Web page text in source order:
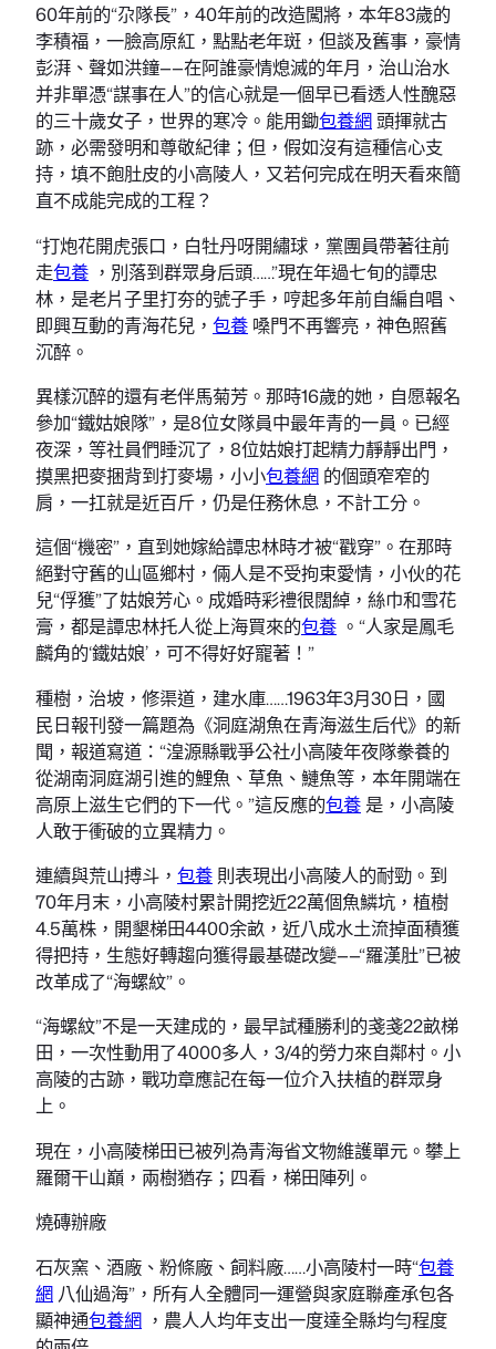
60年前的“尕隊長”，40年前的改造闖將，本年83歲的
李積福，一臉高原紅，點點老年斑，但談及舊事，豪情
彭湃、聲如洪鐘——在阿誰豪情熄滅的年月，治山治水
并非單憑“謀事在人”的信心就是一個早已看透人性醜惡
的三十歲女子，世界的寒冷。能用鋤包養網頭揮就古
跡，必需發明和尊敬紀律；但，假如沒有這種信心支
持，填不飽肚皮的小高陵人，又若何完成在明天看來簡
直不成能完成的工程？
“打炮花開虎張口，白牡丹呀開繡球，黨團員帶著往前
走包養 ，別落到群眾身后頭……”現在年過七旬的譚忠
林，是老片子里打夯的號子手，哼起多年前自編自唱、
即興互動的青海花兒， 包養 嗓門不再響亮，神色照舊
沉醉。
異樣沉醉的還有老伴馬菊芳。那時16歲的她，自愿報名
參加“鐵姑娘隊”，是8位女隊員中最年青的一員。已經
夜深，等社員們睡沉了，8位姑娘打起精力靜靜出門，
摸黑把麥捆背到打麥場，小小包養網 的個頭窄窄的
肩，一扛就是近百斤，仍是任務休息，不計工分。
這個“機密”，直到她嫁給譚忠林時才被“戳穿”。在那時
絕對守舊的山區鄉村，倆人是不受拘束愛情，小伙的花
兒“俘獲”了姑娘芳心。成婚時彩禮很闊綽，絲巾和雪花
膏，都是譚忠林托人從上海買來的包養 。“人家是鳳毛
麟角的‘鐵姑娘’，可不得好好寵著！”
種樹，治坡，修渠道，建水庫……1963年3月30日，國
民日報刊發一篇題為《洞庭湖魚在青海滋生后代》的新
聞，報道寫道：“湟源縣戰爭公社小高陵年夜隊豢養的
從湖南洞庭湖引進的鯉魚、草魚、鰱魚等，本年開端在
高原上滋生它們的下一代。”這反應的包養 是，小高陵
人敢于衝破的立異精力。
連續與荒山搏斗， 包養 則表現出小高陵人的耐勁。到
70年月末，小高陵村累計開挖近22萬個魚鱗坑，植樹
4.5萬株，開墾梯田4400余畝，近八成水土流掉面積獲
得把持，生態好轉趨向獲得最基礎改變——“羅漢肚”已被
改革成了“海螺紋”。
“海螺紋”不是一天建成的，最早試種勝利的戔戔22畝梯
田，一次性動用了4000多人，3/4的勞力來自鄰村。小
高陵的古跡，戰功章應記在每一位介入扶植的群眾身
上。
現在，小高陵梯田已被列為青海省文物維護單元。攀上
羅爾干山巔，兩樹猶存；四看，梯田陣列。
燒磚辦廠
石灰窯、酒廠、粉條廠、飼料廠……小高陵村一時“包養
網 八仙過海”，所有人全體同一運營與家庭聯產承包各
顯神通包養網 ，農人人均年支出一度達全縣均勻程度